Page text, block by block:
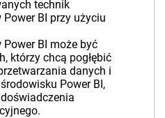
technik
BI przy użyciu
Power BI może być
którzy chcą pogłębić
danych i
Power BI,